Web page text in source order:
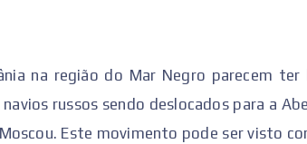
na região do Mar Negro parecem ter
russos sendo deslocados para a
Este movimento pode ser visto